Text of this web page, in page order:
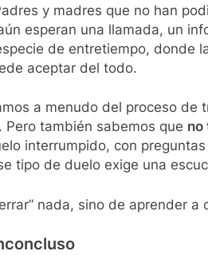
y madres que no han
esperan una llamada, un
de entretiempo, donde
aceptar del todo.
a menudo del proceso
Pero también sabemos que no
interrumpido, con
tipo de duelo exige una
nada, sino de aprender a